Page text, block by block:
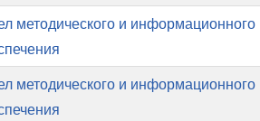
методического и информационного
методического и информационного